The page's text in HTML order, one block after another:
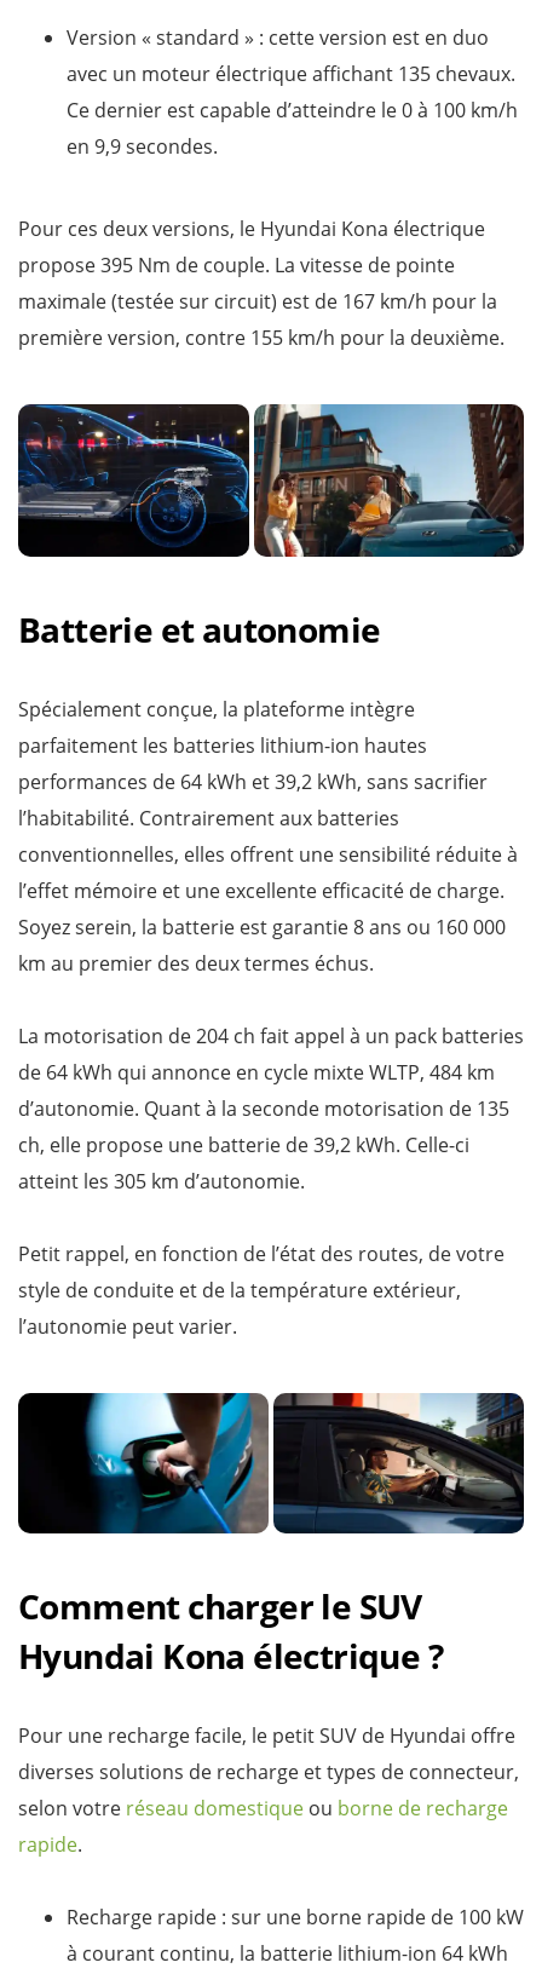
Version « standard » : cette version est en duo
avec un moteur électrique affichant 135 chevaux.
Ce dernier est capable d’atteindre le 0 à 100 km/h
en 9,9 secondes.
Pour ces deux versions, le Hyundai Kona électrique
propose 395 Nm de couple. La vitesse de pointe
maximale (testée sur circuit) est de 167 km/h pour la
première version, contre 155 km/h pour la deuxième.
Batterie et autonomie
Spécialement conçue, la plateforme intègre
parfaitement les batteries lithium-ion hautes
performances de 64 kWh et 39,2 kWh, sans sacrifier
l’habitabilité. Contrairement aux batteries
conventionnelles, elles offrent une sensibilité réduite à
l’effet mémoire et une excellente efficacité de charge.
Soyez serein, la batterie est garantie 8 ans ou 160 000
km au premier des deux termes échus.
La motorisation de 204 ch fait appel à un pack batteries
de 64 kWh qui annonce en cycle mixte WLTP, 484 km
d’autonomie. Quant à la seconde motorisation de 135
ch, elle propose une batterie de 39,2 kWh. Celle-ci
atteint les 305 km d’autonomie.
Petit rappel, en fonction de l’état des routes, de votre
style de conduite et de la température extérieur,
l’autonomie peut varier.
Comment charger le SUV
Hyundai Kona électrique ?
Pour une recharge facile, le petit SUV de Hyundai offre
diverses solutions de recharge et types de connecteur,
selon votre réseau domestique ou borne de recharge
rapide.
Recharge rapide : sur une borne rapide de 100 kW
à courant continu, la batterie lithium-ion 64 kWh